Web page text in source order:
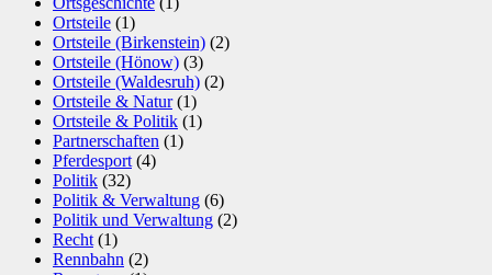
Ortsteile (1)
Ortsteile (Birkenstein) (2)
Ortsteile (Hönow) (3)
Ortsteile (Waldesruh) (2)
Ortsteile & Natur(1)
Ortsteile & Politik (1)
Partnerschaften (1)
Pferdesport (4)
Politik (32)
Politik & Verwaltung (6)
Politik und Verwaltung (2)
Recht (1)
Rennbahn (2)